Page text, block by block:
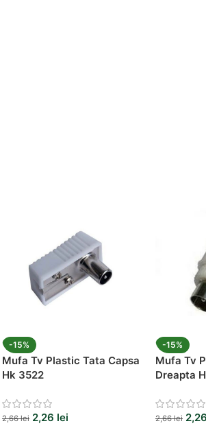
-15%
Mufa Tv Plastic Tata Capsa
Hk 3522
2,66lei 2,26 lei
-15%
Mufa Tv
Dreapta
2,66lei 2,26